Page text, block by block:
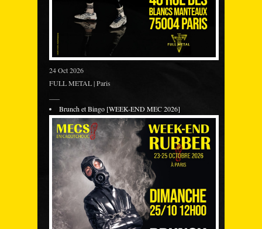
24 Oct 2026
FULL METAL | Paris
Brunch et Bingo [WEEK-END MEC 2026]